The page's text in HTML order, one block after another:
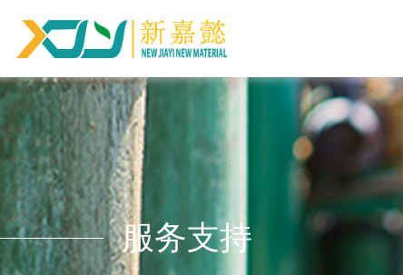
服务支持